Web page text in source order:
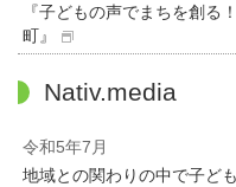
『子どもの声でまちを創る
町』
Nativ.media
令和5年7月
地域との関わりの中で子ど